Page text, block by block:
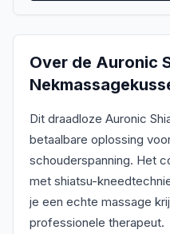
Over de Auronic
Dit draadloze Auronic
betaalbare oplossing
schouderspanning. Het
met shiatsu-
je een echte massage
professionele therapeut.